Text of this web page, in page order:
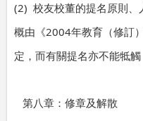
(2) 校友校董的提名原則、
概由《2004年教育（修訂
定，而有關提名亦不能牴觸
第八章：修章及解散